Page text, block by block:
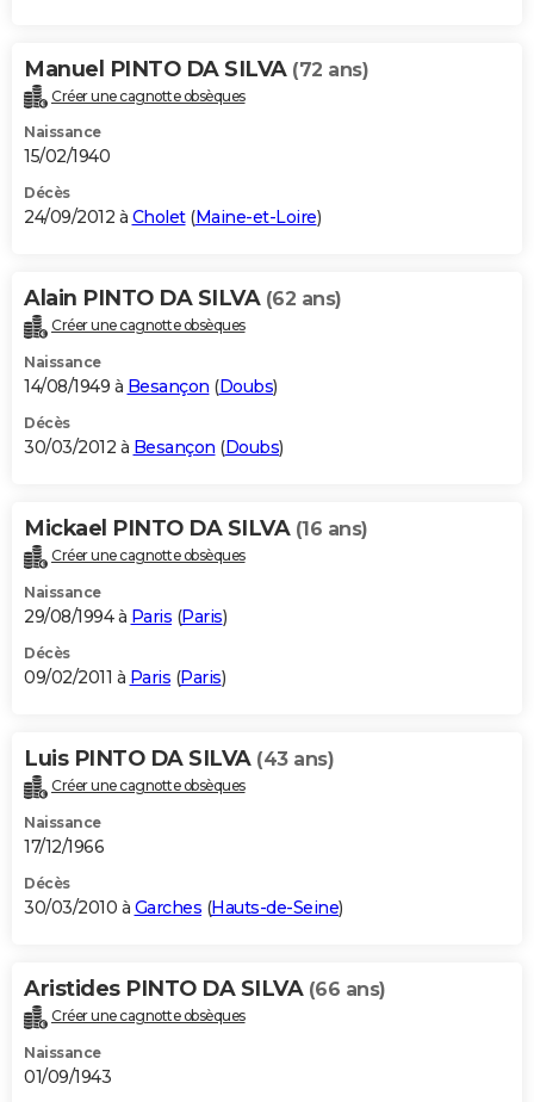
Manuel PINTO DA SILVA (72 ans)
Créer une cagnotte obsèques
Naissance
15/02/1940
Décès
24/09/2012 à Cholet(Maine-et-Loire)
Alain PINTO DA SILVA (62 ans)
Créer une cagnotte obsèques
Naissance
14/08/1949 à Besançon (Doubs)
Décès
30/03/2012 à Besançon (Doubs)
Mickael PINTO DA SILVA (16 ans)
Créer une cagnotte obsèques
Naissance
29/08/1994 à Paris (Paris)
Décès
09/02/2011 à Paris (Paris)
Luis PINTO DA SILVA (43 ans)
Créer une cagnotte obsèques
Naissance
17/12/1966
Décès
30/03/2010 à Garches (Hauts-de-Seine)
Aristides PINTO DA SILVA (66 ans)
Créer une cagnotte obsèques
Naissance
01/09/1943